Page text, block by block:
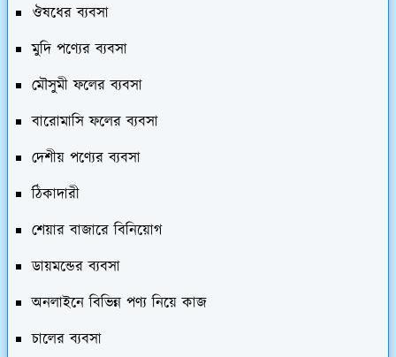
ঔষধের ব্যবসা
মুদি পণ্যের ব্যবসা
মৌসুমী ফলের ব্যবসা
বারোমাসি ফলের ব্যবসা
দেশীয় পণ্যের ব্যবসা
ঠিকাদারী
শেয়ার বাজারে বিনিয়োগ
ডায়মন্ডের ব্যবসা
অনলাইনে বিভিন্ন পণ্য নিয়ে কাজ
চালের ব্যবসা